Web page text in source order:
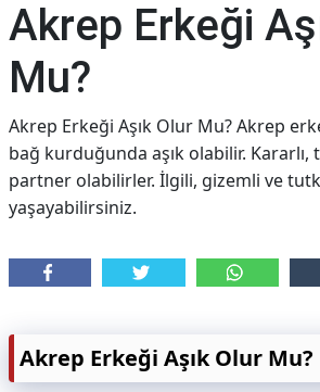
Akrep Erkeği
Mu?
Akrep Erkeği Aşık Olur Mu? Akrep
bağ kurduğunda aşık olabilir. Kararlı,
partner olabilirler. İlgili, gizemli ve
yaşayabilirsiniz.
Akrep Erkeği Aşık Olur Mu?